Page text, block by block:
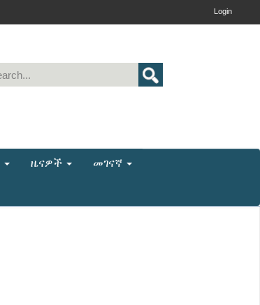
Login
ዜናዎች መገናኛ